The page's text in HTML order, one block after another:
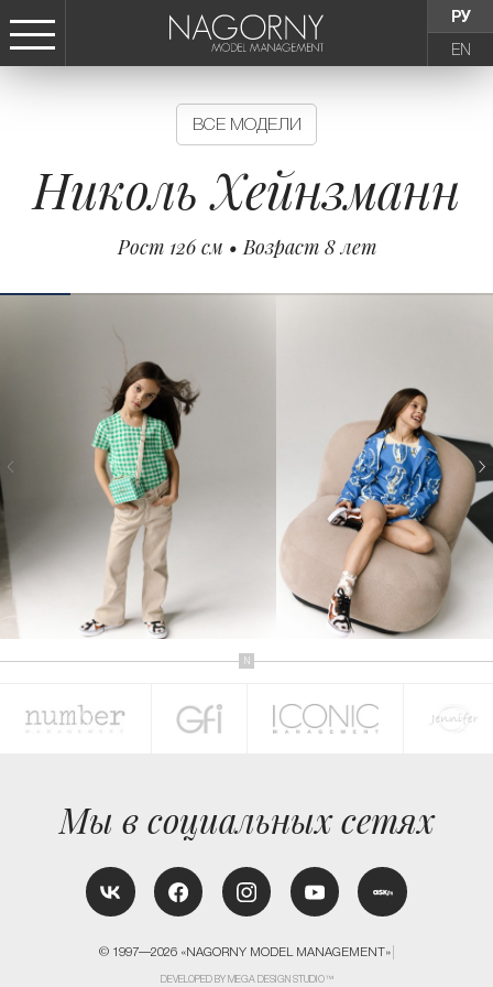
РУ
EN
СТАТЬ МОДЕЛЬЮ
ДЕВУШКИ
ТИНЕЙДЖЕРЫ
ДЕТИ
ВСЕ МОДЕЛИ
Николь Хейнзманн
Рост 126 см • Возраст 8 лет
Мы в социальных сетях
© 1997—2026 «NAGORNY MODEL MANAGEMENT»
DEVELOPED BY MEGA DESIGN STUDIO™